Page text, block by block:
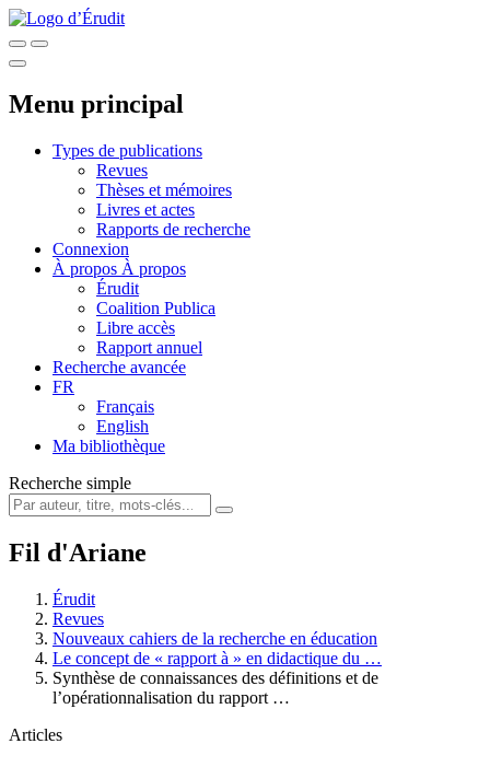
Menu principal
Types de publications
Revues
Thèses et mémoires
Livres et actes
Rapports de recherche
Connexion
À propos À propos
Érudit
Coalition Publica
Libre accès
Rapport annuel
Recherche avancée
FR
Français
English
Ma bibliothèque
Recherche simple
Fil d'Ariane
Érudit
Revues
Nouveaux cahiers de la recherche en éducation
Le concept de « rapport à » en didactique du …
Synthèse de connaissances des définitions et de
l’opérationnalisation du rapport …
Articles